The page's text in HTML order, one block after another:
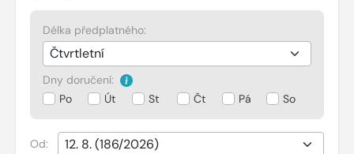
Délka předplatného:
Dny doručení:
Po
Út St Čt Pá So
Od: